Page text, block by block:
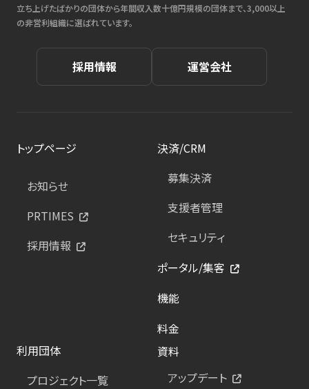
立ち上げたばかりの団体から年間収入数十億円規模の団体まで、3,000以上
の非営利組織に選ばれています。
採用情報 運営会社
トップページ
お知らせ
PRTIMES
採用情報
決済/CRM
募集決済
支援者管理
セキュリティ
ポータル/集客
機能
料金
利用団体
プロジェクト一覧
資料
アップデート